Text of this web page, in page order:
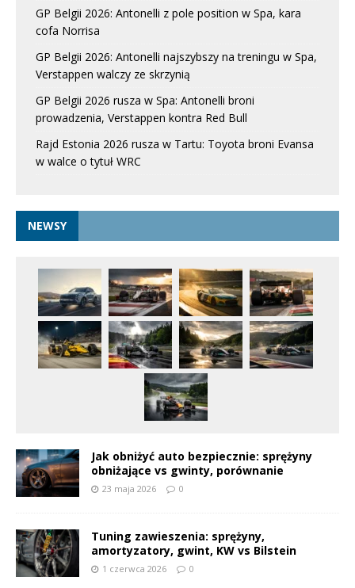
GP Belgii 2026: Antonelli z pole position w Spa, kara
cofa Norrisa
GP Belgii 2026: Antonelli najszybszy na treningu w Spa,
Verstappen walczy ze skrzynią
GP Belgii 2026 rusza w Spa: Antonelli broni
prowadzenia, Verstappen kontra Red Bull
Rajd Estonia 2026 rusza w Tartu: Toyota broni Evansa
w walce o tytuł WRC
NEWSY
Jak obniżyć auto bezpiecznie: sprężyny
obniżające vs gwinty, porównanie
23 maja 2026 0
Tuning zawieszenia: sprężyny,
amortyzatory, gwint, KW vs Bilstein
1 czerwca 2026 0